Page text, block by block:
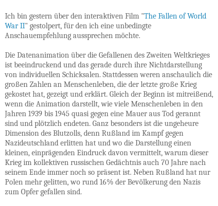
Ich bin gestern über den interaktiven Film "The Fallen of World
War II" gestolpert, für den ich eine unbedingte
Anschauempfehlung aussprechen möchte.
Die Datenanimation über die Gefallenen des Zweiten Weltkrieges
ist beeindruckend und das gerade durch ihre Nichtdarstellung
von individuellen Schicksalen. Stattdessen weren anschaulich die
großen Zahlen an Menschenleben, die der letzte große Krieg
gekostet hat, gezeigt und erklärt. Gleich der Beginn ist mitreißend,
wenn die Animation darstellt, wie viele Menschenleben in den
Jahren 1939 bis 1945 quasi gegen eine Mauer aus Tod gerannt
sind und plötzlich endeten. Ganz besonders ist die ungeheure
Dimension des Blutzolls, denn Rußland im Kampf gegen
Nazideutschland erlitten hat und wo die Darstellung einen
kleinen, einprägenden Eindruck davon vermittelt, warum dieser
Krieg im kollektiven russischen Gedächtnis auch 70 Jahre nach
seinem Ende immer noch so präsent ist. Neben Rußland hat nur
Polen mehr gelitten, wo rund 16% der Bevölkerung den Nazis
zum Opfer gefallen sind.